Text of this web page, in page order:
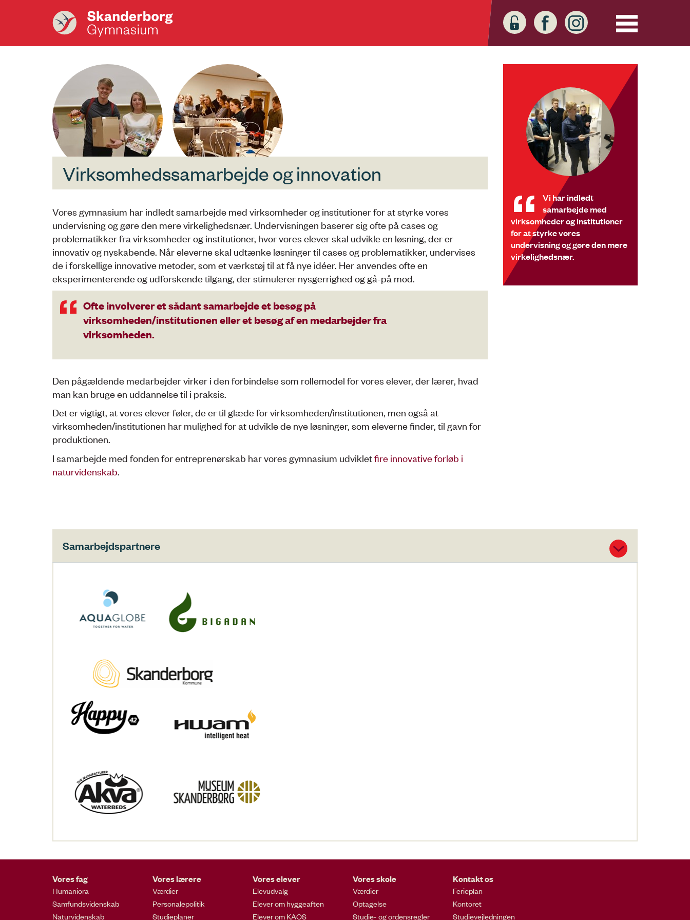
Virksomhedssamarbejde og innovation
Vores gymnasium har indledt samarbejde med virksomheder og institutioner for at styrke vores
undervisning og gøre den mere virkelighedsnær. Undervisningen baserer sig ofte på cases og
problematikker fra virksomheder og institutioner, hvor vores elever skal udvikle en løsning, der er
innovativ og nyskabende. Når eleverne skal udtænke løsninger til cases og problematikker, undervises
de i forskellige innovative metoder, som et værkstøj til at få nye idéer. Her anvendes ofte en
eksperimenterende og udforskende tilgang, der stimulerer nysgerrighed og gå-på mod.
Ofte involverer et sådant samarbejde et besøg på
virksomheden/institutionen eller et besøg af en medarbejder fra
virksomheden.
Den pågældende medarbejder virker i den forbindelse som rollemodel for vores elever, der lærer, hvad
man kan bruge en uddannelse til i praksis.
Det er vigtigt, at vores elever føler, de er til glæde for virksomheden/institutionen, men også at
virksomheden/institutionen har mulighed for at udvikle de nye løsninger, som eleverne finder, til gavn for
produktionen.
I samarbejde med fonden for entreprenørskab har vores gymnasium udvikletfire innovative forløb i
naturvidenskab
Vi har indledt
samarbejde med
virksomheder og institutioner
for at styrke vores
undervisning og gøre den mere
virkelighedsnær.
Samarbejdspartnere
Vores fag
Humaniora
Samfundsvidenskab
Naturvidenskab
Vores lærere
Værdier
Personalepolitik
Studieplaner
Vores elever
Elevudvalg
Elever om hyggeaften
Elever om KAOS
Vores skole
Værdier
Optagelse
Studie- og ordensregler
Kontakt os
Ferieplan
Kontoret
Studievejledningen